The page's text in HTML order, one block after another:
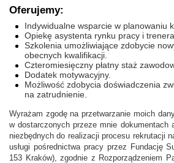
Oferujemy:
Indywidualne wsparcie w planowaniu
Opiekę asystenta rynku pracy i
Szkolenia umożliwiające zdobycie
obecnych kwalifikacji.
Czteromiesięczny płatny staż
Dodatek motywacyjny.
Możliwość zdobycia doświadczenia
na zatrudnienie.
Wyrażam zgodę na przetwarzanie moich
w dostarczonych przeze mnie dokumentach
niezbędnych do realizacji procesu rekrutacji
usługi pośrednictwa pracy przez Fundację
153 Kraków), zgodnie z Rozporządzeniem